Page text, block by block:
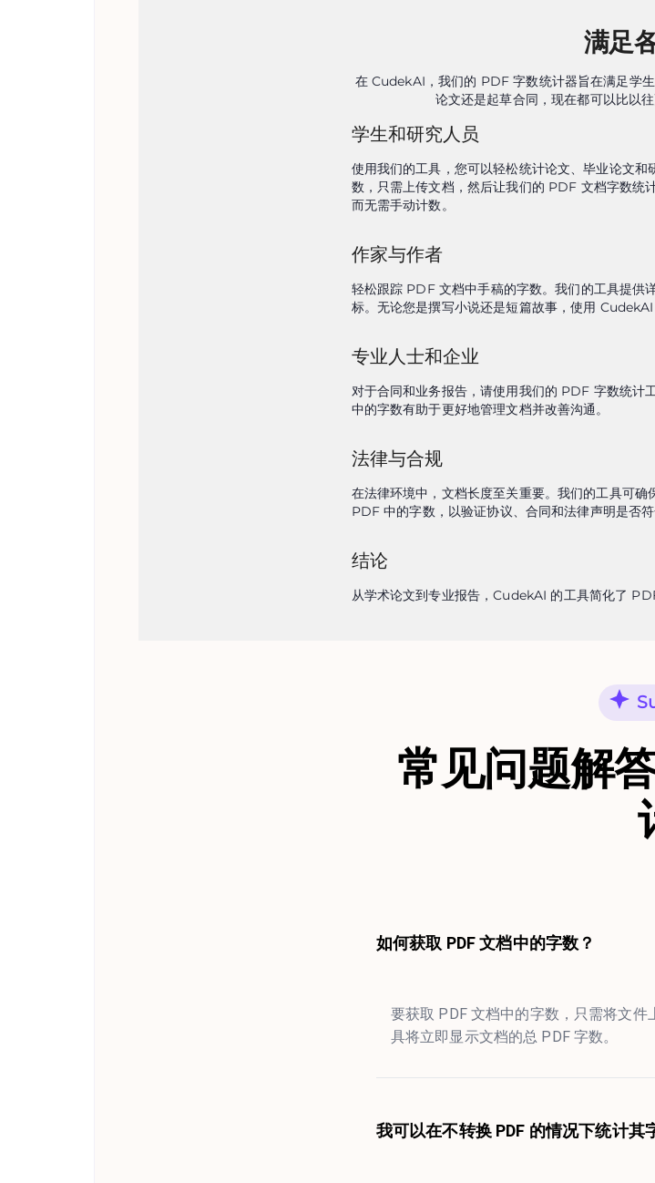
满足
在 CudekAI，我们的 PDF 字数统计器旨在满足学
论文还是起草合同，现在都可以比以
学生和研究人员
使用我们的工具，您可以轻松统计论文、毕业论文
数，只需上传文档，然后让我们的 PDF 文档字数统
而无需手动计数。
作家与作者
轻松跟踪 PDF 文档中手稿的字数。我们的工具提供
标。无论您是撰写小说还是短篇故事，使用
专业人士和企业
对于合同和业务报告，请使用我们的 PDF 字数统计
中的字数有助于更好地管理文档并改善沟通。
法律与合规
在法律环境中，文档长度至关重要。我们的工具可
PDF 中的字数，以验证协议、合同和法律声明是否符
结论
从学术论文到专业报告，CudekAI 的工具简化了
常见问题解
如何获取 PDF 文档中的字数？
要获取 PDF 文档中的字数，只需将文件
具将立即显示文档的总 PDF 字数。
我可以在不转换 PDF 的情况下统计其